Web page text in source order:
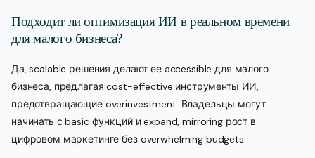
Подходит ли оптимизация ИИ в реальном времени
для малого бизнеса?
Да, scalable решения делают ее accessible для малого
бизнеса, предлагая cost-effective инструменты ИИ,
предотвращающие overinvestment. Владельцы могут
начинать с basic функций и expand, mirroring рост в
цифровом маркетинге без overwhelming budgets.